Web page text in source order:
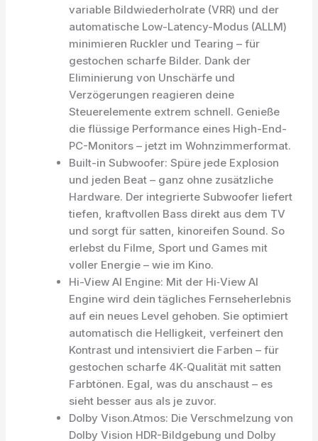
variable Bildwiederholrate (VRR) und der
automatische Low-Latency-Modus (ALLM)
minimieren Ruckler und Tearing – für
gestochen scharfe Bilder. Dank der
Eliminierung von Unschärfe und
Verzögerungen reagieren deine
Steuerelemente extrem schnell. Genieße
die flüssige Performance eines High-End-
PC-Monitors – jetzt im Wohnzimmerformat.
Built-in Subwoofer: Spüre jede Explosion
und jeden Beat – ganz ohne zusätzliche
Hardware. Der integrierte Subwoofer liefert
tiefen, kraftvollen Bass direkt aus dem TV
und sorgt für satten, kinoreifen Sound. So
erlebst du Filme, Sport und Games mit
voller Energie – wie im Kino.
Hi-View AI Engine: Mit der Hi‑View AI
Engine wird dein tägliches Fernseherlebnis
auf ein neues Level gehoben. Sie optimiert
automatisch die Helligkeit, verfeinert den
Kontrast und intensiviert die Farben – für
gestochen scharfe 4K‑Qualität mit satten
Farbtönen. Egal, was du anschaust – es
sieht besser aus als je zuvor.
Dolby Vison.Atmos: Die Verschmelzung von
Dolby Vision HDR-Bildgebung und Dolby